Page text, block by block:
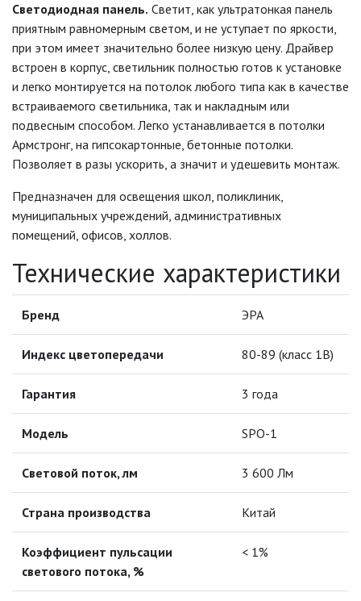
СВЕТИЛЬНИКИ ДЛЯ РОСТА
РАСТЕНИЙ (ФИТОСВЕТИЛЬНИКИ)
АКСЕССУАРЫ ДЛЯ
ЭЛЕКТРОМОНТАЖА
ДАТЧИКИ ДВИЖЕНИЯ И
ФОТОРЕЛЕ
ДЕКОРАТИВНАЯ ПОДСВЕТКА
ИНФРАКРАСНЫЕ ЛАМПЫ
ИСТОЧНИКИ СВЕТА
КАБЕЛЬ
ЛЕНТЫ)
Светодиодная панель. Светит, как ультратонкая панель
приятным равномерным светом, и не уступает по яркости,
при этом имеет значительно более низкую цену. Драйвер
встроен в корпус, светильник полностью готов к установке
и легко монтируется на потолок любого типа как в качестве
встраиваемого светильника, так и накладным или
подвесным способом. Легко устанавливается в потолки
Армстронг, на гипсокартонные, бетонные потолки.
Позволяет в разы ускорить, а значит и удешевить монтаж.
Предназначен для освещения школ, поликлиник,
муниципальных учреждений, административных
помещений, офисов, холлов.
Технические характеристики
Бренд ЭРА
Индекс цветопередачи 80-89 (класс 1B)
Гарантия 3 года
Модель SPO-1
Световой поток, лм 3 600 Лм
Страна производства Китай
Коэффициент пульсации
светового потока, %
< 1%